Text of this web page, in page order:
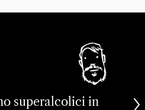
superalcolici in